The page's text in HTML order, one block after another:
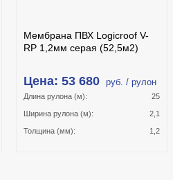
Мембрана ПВХ Logicroof V-
RP 1,2мм серая (52,5м2)
Цена: 53 680 руб. / рулон
Длина рулона (м): 25
Ширина рулона (м): 2,1
Толщина (мм): 1,2